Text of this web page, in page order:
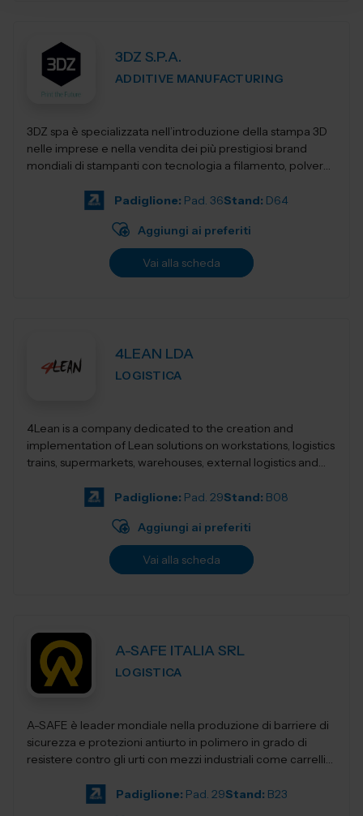
3DZ S.P.A.
ADDITIVE MANUFACTURING
3DZ spa è specializzata nell’introduzione della stampa 3D
nelle imprese e nella vendita dei più prestigiosi brand
mondiali di stampanti con tecnologia a filamento, polvere,
Padiglione: Pad. 36Stand: D64
Aggiungi ai preferiti
Vai alla scheda
4LEAN LDA
LOGISTICA
4Lean is a company dedicated to the creation and
implementation of Lean solutions on workstations, logistics
trains, supermarkets, warehouses, external logistics and
Padiglione: Pad. 29Stand: B08
Aggiungi ai preferiti
Vai alla scheda
A-SAFE ITALIA SRL
LOGISTICA
A-SAFE è leader mondiale nella produzione di barriere di
sicurezza e protezioni antiurto in polimero in grado di
resistere contro gli urti con mezzi industriali come carrelli
Padiglione: Pad. 29Stand: B23